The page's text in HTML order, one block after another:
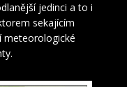
jedinci a to i
sekajícím
meteorologické